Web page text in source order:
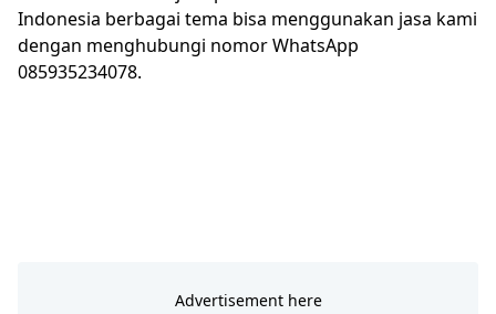
Indonesia berbagai tema bisa menggunakan jasa kami
dengan menghubungi nomor WhatsApp
085935234078.